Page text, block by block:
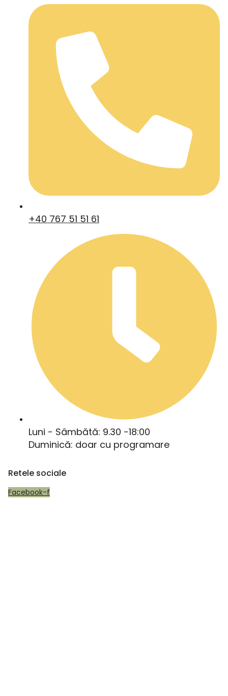
+40 767 51 51 61
Luni - Sâmbătă: 9.30 -18:00
Duminică: doar cu programare
Retele sociale
Facebook-f